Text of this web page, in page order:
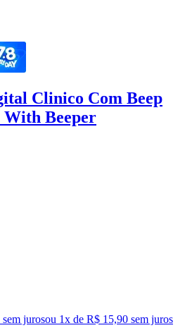
Clinico Com Beep
Beeper
jurosou 1x de R$ 15,90 sem juros